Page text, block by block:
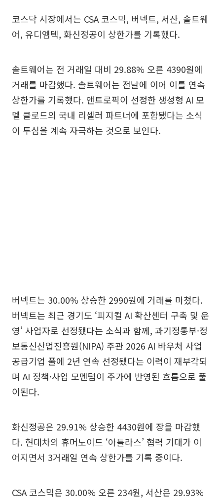
코스닥 시장에서는 CSA 코스믹, 버넥트, 서산, 솔트웨
어, 유디엠텍, 화신정공이 상한가를 기록했다.
솔트웨어는 전 거래일 대비 29.88% 오른 4390원에
거래를 마감했다. 솔트웨어는 전날에 이어 이틀 연속
상한가를 기록했다. 앤트로픽이 선정한 생성형 AI 모
델 클로드의 국내 리셀러 파트너에 포함됐다는 소식
이 투심을 계속 자극하는 것으로 보인다.
버넥트는 30.00% 상승한 2990원에 거래를 마쳤다.
버넥트는 최근 경기도 ‘피지컬 AI 확산센터 구축 및 운
영’ 사업자로 선정됐다는 소식과 함께, 과기정통부·정
보통신산업진흥원(NIPA) 주관 2026 AI 바우처 사업
공급기업 풀에 2년 연속 선정됐다는 이력이 재부각되
며 AI 정책·사업 모멘텀이 주가에 반영된 흐름으로 풀
이된다.
화신정공은 29.91% 상승한 4430원에 장을 마감했
다. 현대차의 휴머노이드 ‘아틀라스’ 협력 기대가 이
어지면서 3거래일 연속 상한가를 기록 중이다.
CSA 코스믹은 30.00% 오른 234원, 서산은 29.93%